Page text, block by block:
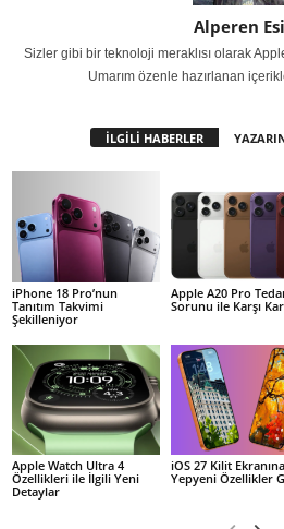
Alperen
Sizler gibi bir teknoloji meraklısı olarak
Umarım özenle hazırlanan
İLGİLİ HABERLER
iPhone 18 Pro’nun
Tanıtım Takvimi
Şekilleniyor
Apple A20 Pro
Sorunu ile Karşı
Apple Watch Ultra 4
Özellikleri ile İlgili Yeni
Detaylar
iOS 27 Kilit Ekranına
Yepyeni Özellikler